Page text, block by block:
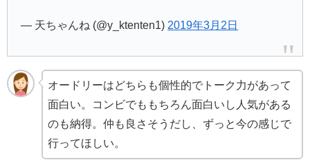
— 天ちゃんね (@y_ktenten1)2019年3月2日
オードリーはどちらも個性的でトーク力があって
面白い。コンビでももちろん面白いし人気がある
のも納得。仲も良さそうだし、ずっと今の感じで
行ってほしい。